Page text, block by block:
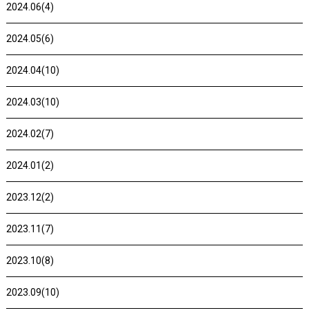
2024.06(4)
2024.05(6)
2024.04(10)
2024.03(10)
2024.02(7)
2024.01(2)
2023.12(2)
2023.11(7)
2023.10(8)
2023.09(10)